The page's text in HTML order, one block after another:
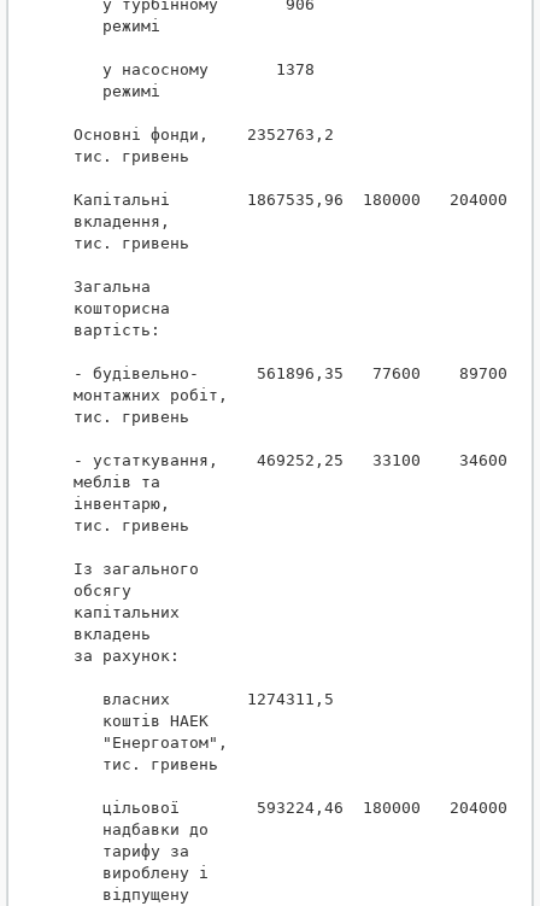
у турбінному       906
   режимі
у насосному       1378
   режимі
Основні фонди,    2352763,2
тис. гривень
Капітальні        1867535,96  180000   204000
вкладення,
тис. гривень
Загальна
кошторисна
вартість:
- будівельно-      561896,35   77600    89700
монтажних робіт,
тис. гривень
- устаткування,    469252,25   33100    34600
меблів та
інвентарю,
тис. гривень
Із загального
обсягу
капітальних
вкладень
за рахунок:
власних        1274311,5
   коштів НАЕК
   "Енергоатом",
   тис. гривень
цільової        593224,46  180000   204000
   надбавки до
   тарифу за
   вироблену і
   відпущену